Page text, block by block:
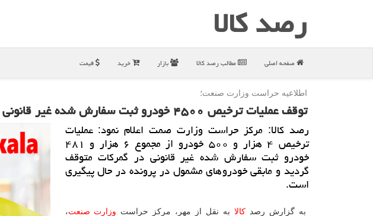
رصد كالا
صفحه اصلی مطالب رصد كالا بازار خرید قیمت
اطلاعیه حراست وزارت صنعت؛
توقف عملیات ترخیص ۴۵۰۰ خودرو ثبت سفارش شده غیر قانونی در گمركات
رصد كالا: مركز حراست وزارت صمت اعلام نمود: عملیات
ترخیص ۴ هزار و ۵۰۰ خودرو از مجموع ۶ هزار و ۴۸۱
خودرو ثبت سفارش شده غیر قانونی در گمركات متوقف
گردید و مابقی خودروهای مشمول در پرونده در حال پیگیری
است.
به گزارش رصد كالابه نقل از مهر، مركز حراست وزارت صنعت،